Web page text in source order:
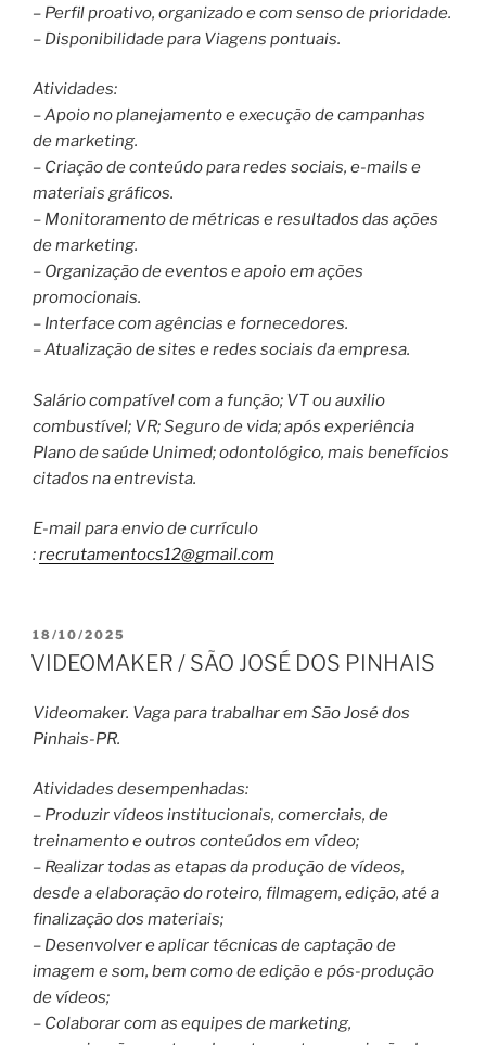
– Perfil proativo, organizado e com senso de prioridade.
– Disponibilidade para Viagens pontuais.
Atividades:
– Apoio no planejamento e execução de campanhas
de marketing.
– Criação de conteúdo para redes sociais, e-mails e
materiais gráficos.
– Monitoramento de métricas e resultados das ações
de marketing.
– Organização de eventos e apoio em ações
promocionais.
– Interface com agências e fornecedores.
– Atualização de sites e redes sociais da empresa.
Salário compatível com a função; VT ou auxilio
combustível; VR; Seguro de vida; após experiência
Plano de saúde Unimed; odontológico, mais benefícios
citados na entrevista.
E-mail para envio de currículo
:recrutamentocs12@gmail.com
PUBLICADO
EM
18/10/2025
VIDEOMAKER / SÃO JOSÉ DOS PINHAIS
Videomaker. Vaga para trabalhar em São José dos
Pinhais-PR.
Atividades desempenhadas:
– Produzir vídeos institucionais, comerciais, de
treinamento e outros conteúdos em vídeo;
– Realizar todas as etapas da produção de vídeos,
desde a elaboração do roteiro, filmagem, edição, até a
finalização dos materiais;
– Desenvolver e aplicar técnicas de captação de
imagem e som, bem como de edição e pós-produção
de vídeos;
– Colaborar com as equipes de marketing,